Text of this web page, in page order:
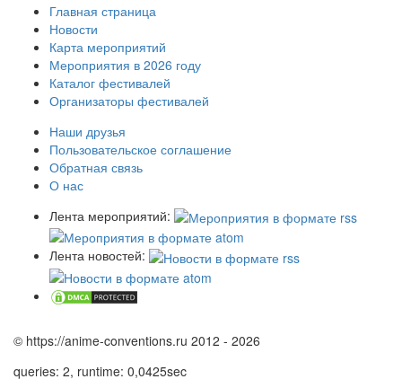
Главная страница
Новости
Карта мероприятий
Мероприятия в 2026 году
Каталог фестивалей
Организаторы фестивалей
Наши друзья
Пользовательское соглашение
Обратная связь
О нас
Лента мероприятий:
Лента новостей:
© https://anime-conventions.ru 2012 - 2026
queries: 2, runtime: 0,0425sec